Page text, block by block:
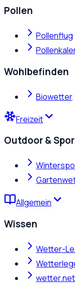
Pollen
Pollenflug
Wohlbefinden
Biowetter
Freizeit
Outdoor &
Allgemein
Wissen
Wetter-